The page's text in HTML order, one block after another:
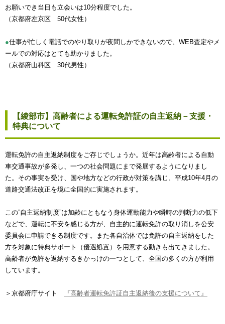
お願いでき当日も立会いは10分程度でした。
（京都府左京区 50代女性）
●仕事が忙しく電話でのやり取りが夜間しかできないので、WEB査定やメ
ールでの対応はとても助かりました。
（京都府山科区 30代男性）
【綾部市】高齢者による運転免許証の自主返納－支援・
特典について
運転免許の自主返納制度をご存じでしょうか。近年は高齢者による自動
車交通事故が多発し、一つの社会問題にまで発展するようになりまし
た。その事実を受け、国や地方などの行政が対策を講じ、平成10年4月の
道路交通法改正を境に全国的に実施されます。
この”自主返納制度”は加齢にともなう身体運動能力や瞬時の判断力の低下
などで、運転に不安を感じる方が、自主的に運転免許の取り消しを公安
委員会に申請できる制度です。また各自治体では免許の自主返納をした
方を対象に特典サポート（優遇処置）を用意する動きも出てきました。
高齢者が免許を返納するきかっけの一つとして、全国の多くの方が利用
しています。
＞京都府庁サイト 『高齢者運転免許証自主返納後の支援について』